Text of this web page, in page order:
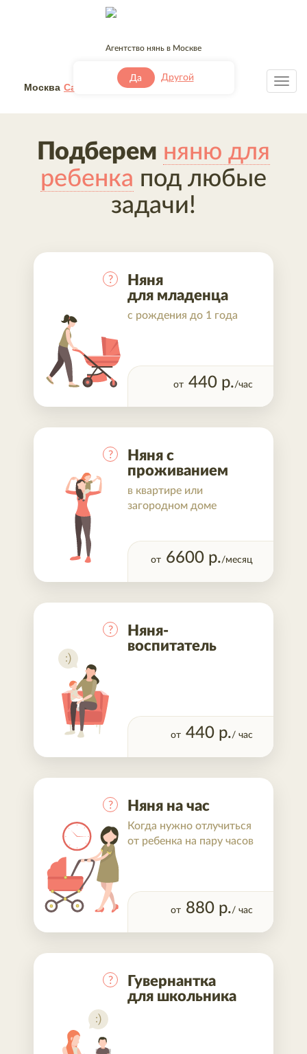
Агентство нянь в Москве
+7 (495) 032-49-41
Санкт-Петербург
Москва Другой
Да Другой
Подберем няню для
ребенка под любые
задачи!
Няня
для младенца
с рождения до 1 года
?
от 440 р./час
Няня с
проживанием
в квартире или
загородном доме
?
от 6600 р./месяц
Няня-
воспитатель
?
от 440 р./ час
Няня на час
Когда нужно отлучиться
от ребенка на пару часов
?
от 880 р./ час
Гувернантка
для школьника
?